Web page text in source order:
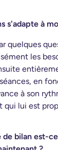
s'adapte à
quelques
les
en
à son
qui lui est
de bilan est-